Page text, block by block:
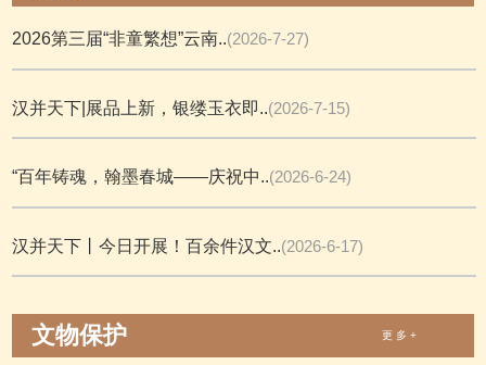
2026第三届“非童繁想”云南..(2026-7-27)
汉并天下|展品上新，银缕玉衣即..(2026-7-15)
“百年铸魂，翰墨春城——庆祝中..(2026-6-24)
汉并天下丨今日开展！百余件汉文..(2026-6-17)
文物保护 更 多 +